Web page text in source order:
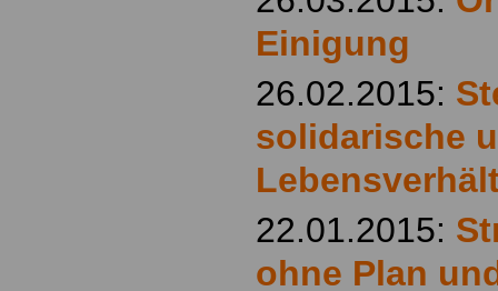
Einigung
26.02.2015:
solidarische
22.01.2015:
ohne Plan